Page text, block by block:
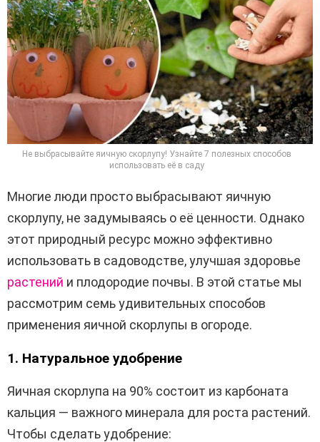
Не выбрасывайте яичную скорлупу! Узнайте 7 полезных способов
использовать её в саду
Многие люди просто выбрасывают яичную
скорлупу, не задумываясь о её ценности. Однако
этот природный ресурс можно эффективно
использовать в садоводстве, улучшая здоровье
растений и плодородие почвы. В этой статье мы
рассмотрим семь удивительных способов
применения яичной скорлупы в огороде.
1. Натуральное удобрение
Яичная скорлупа на 90% состоит из карбоната
кальция — важного минерала для роста растений.
Чтобы сделать удобрение: